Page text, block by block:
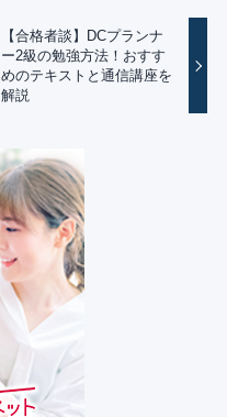
【合格者談】DCプランナ
ー2級の勉強方法！おすす
めのテキストと通信講座を
解説